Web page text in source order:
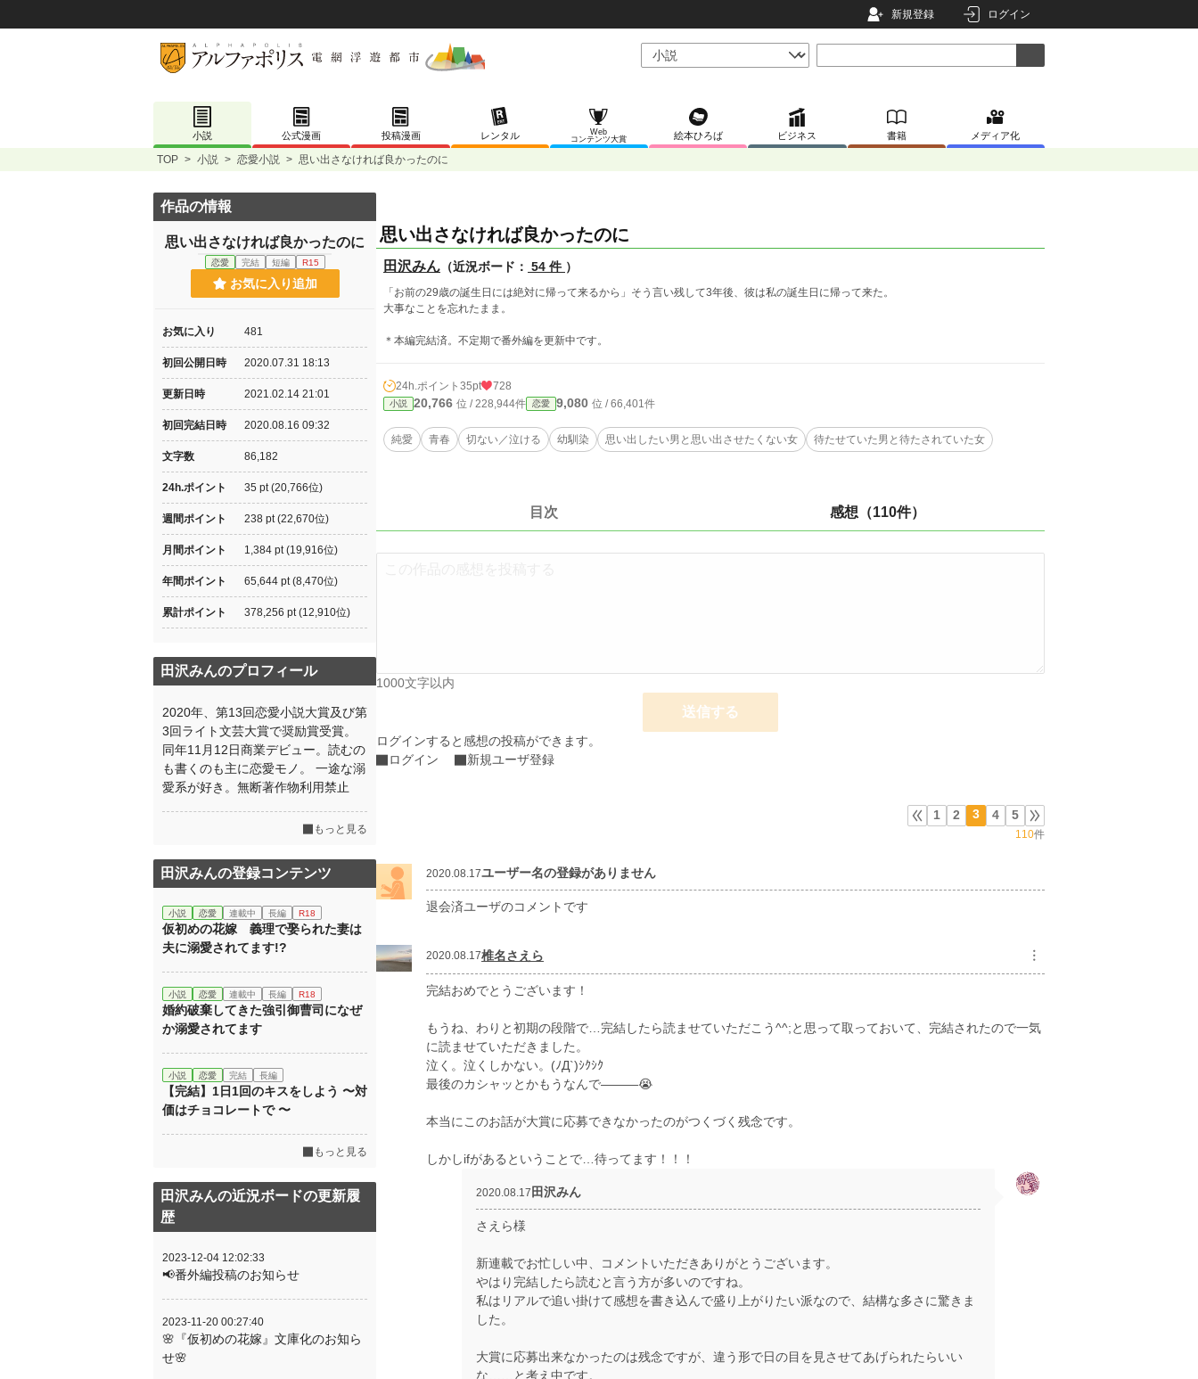
新規登録 ログイン
小説 公式漫画 投稿漫画 レンタル
Web
コンテンツ大賞
絵本ひろば ビジネス 書籍 メディア化
TOP > 小説 > 恋愛小説 > 思い出さなければ良かったのに
思い出さなければ良かったのに
田沢みん （近況ボード： 54 件 ）
「お前の29歳の誕生日には絶対に帰って来るから」そう言い残して3年後、彼は私の誕生日に帰って来た。
大事なことを忘れたまま。
＊本編完結済。不定期で番外編を更新中です。
24h.ポイント 35pt 728
小説 20,766 位 / 228,944件 恋愛 9,080 位 / 66,401件
純愛 青春 切ない／泣ける 幼馴染 思い出したい男と思い出させたくない女 待たせていた男と待たされていた女
目次 感想（110件）
1000文字以内
送信する
ログインすると感想の投稿ができます。
ログイン
新規ユーザ登録
1 2 3 4 5
110件
2020.08.17ユーザー名の登録がありません
退会済ユーザのコメントです
2020.08.17椎名さえら ︙
完結おめでとうございます！
もうね、わりと初期の段階で…完結したら読ませていただこう^^;と思って取っておいて、完結されたので一気
に読ませていただきました。
泣く。泣くしかない。(ﾉД`)ｼｸｼｸ
最後のカシャッとかもうなんで―――😭
本当にこのお話が大賞に応募できなかったのがつくづく残念です。
しかしifがあるということで…待ってます！！！
2020.08.17 田沢みん
さえら様
新連載でお忙しい中、コメントいただきありがとうございます。
やはり完結したら読むと言う方が多いのですね。
私はリアルで追い掛けて感想を書き込んで盛り上がりたい派なので、結構な多さに驚きま
した。
大賞に応募出来なかったのは残念ですが、違う形で日の目を見させてあげられたらいい
な……と考え中です。
作品の情報
思い出さなければ良かったのに
恋愛 完結 短編 R15
お気に入り追加
お気に入り 481
初回公開日時 2020.07.31 18:13
更新日時 2021.02.14 21:01
初回完結日時 2020.08.16 09:32
文字数 86,182
24h.ポイント 35 pt (20,766位)
週間ポイント 238 pt (22,670位)
月間ポイント 1,384 pt (19,916位)
年間ポイント 65,644 pt (8,470位)
累計ポイント 378,256 pt (12,910位)
田沢みんのプロフィール
2020年、第13回恋愛小説大賞及び第
3回ライト文芸大賞で奨励賞受賞。
同年11月12日商業デビュー。読むの
も書くのも主に恋愛モノ。 一途な溺
愛系が好き。無断著作物利用禁止
もっと見る
田沢みんの登録コンテンツ
小説 恋愛 連載中 長編 R18
仮初めの花嫁 義理で娶られた妻は
夫に溺愛されてます!?
小説 恋愛 連載中 長編 R18
婚約破棄してきた強引御曹司になぜ
か溺愛されてます
小説 恋愛 完結 長編
【完結】1日1回のキスをしよう 〜対
価はチョコレートで 〜
もっと見る
田沢みんの近況ボードの更新履
歴
2023-12-04 12:02:33
📢番外編投稿のお知らせ
2023-11-20 00:27:40
🌸『仮初めの花嫁』文庫化のお知ら
せ🌸